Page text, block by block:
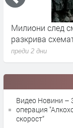
фронта:
„черни
Видео Новини –
операция
скорост“